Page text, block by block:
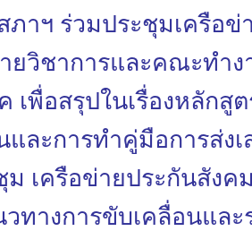
ภาฯ ร่วมประชุมเครือ
ยวิชาการ​และคณะ​ทำง
เพื่อสรุปในเรื่องหลัก
และการทำคู่มือ​การส่ง
ม เครือข่ายประกันสัง
ทางการขับเคลื่อนและ